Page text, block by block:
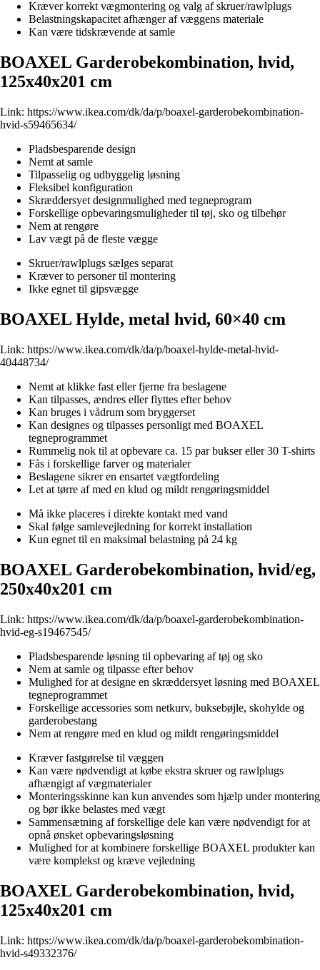
Kræver korrekt vægmontering og valg af skruer/rawlplugs
Belastningskapacitet afhænger af væggens materiale
Kan være tidskrævende at samle
BOAXEL Garderobekombination, hvid,
125x40x201 cm
Link: https://www.ikea.com/dk/da/p/boaxel-garderobekombination-
hvid-s59465634/
Pladsbesparende design
Nemt at samle
Tilpasselig og udbyggelig løsning
Fleksibel konfiguration
Skræddersyet designmulighed med tegneprogram
Forskellige opbevaringsmuligheder til tøj, sko og tilbehør
Nem at rengøre
Lav vægt på de fleste vægge
Skruer/rawlplugs sælges separat
Kræver to personer til montering
Ikke egnet til gipsvægge
BOAXEL Hylde, metal hvid, 60×40 cm
Link: https://www.ikea.com/dk/da/p/boaxel-hylde-metal-hvid-
40448734/
Nemt at klikke fast eller fjerne fra beslagene
Kan tilpasses, ændres eller flyttes efter behov
Kan bruges i vådrum som bryggerset
Kan designes og tilpasses personligt med BOAXEL
tegneprogrammet
Rummelig nok til at opbevare ca. 15 par bukser eller 30 T-shirts
Fås i forskellige farver og materialer
Beslagene sikrer en ensartet vægtfordeling
Let at tørre af med en klud og mildt rengøringsmiddel
Må ikke placeres i direkte kontakt med vand
Skal følge samlevejledning for korrekt installation
Kun egnet til en maksimal belastning på 24 kg
BOAXEL Garderobekombination, hvid/eg,
250x40x201 cm
Link: https://www.ikea.com/dk/da/p/boaxel-garderobekombination-
hvid-eg-s19467545/
Pladsbesparende løsning til opbevaring af tøj og sko
Nem at samle og tilpasse efter behov
Mulighed for at designe en skræddersyet løsning med BOAXEL
tegneprogrammet
Forskellige accessories som netkurv, buksebøjle, skohylde og
garderobestang
Nem at rengøre med en klud og mildt rengøringsmiddel
Kræver fastgørelse til væggen
Kan være nødvendigt at købe ekstra skruer og rawlplugs
afhængigt af vægmaterialer
Monteringsskinne kan kun anvendes som hjælp under montering
og bør ikke belastes med vægt
Sammensætning af forskellige dele kan være nødvendigt for at
opnå ønsket opbevaringsløsning
Mulighed for at kombinere forskellige BOAXEL produkter kan
være komplekst og kræve vejledning
BOAXEL Garderobekombination, hvid,
125x40x201 cm
Link: https://www.ikea.com/dk/da/p/boaxel-garderobekombination-
hvid-s49332376/